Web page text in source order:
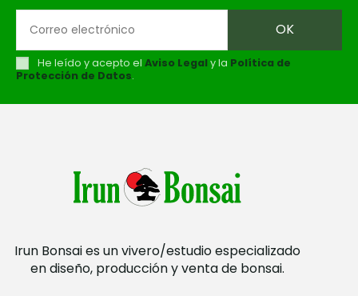
He leído y acepto el Aviso Legaly la Política de
Protección de Datos.
Irun Bonsai es un vivero/estudio especializado
en diseño, producción y venta de bonsai.